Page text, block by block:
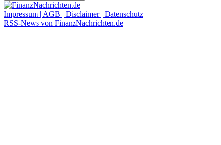
Impressum | AGB | Disclaimer | Datenschutz
RSS-News von FinanzNachrichten.de